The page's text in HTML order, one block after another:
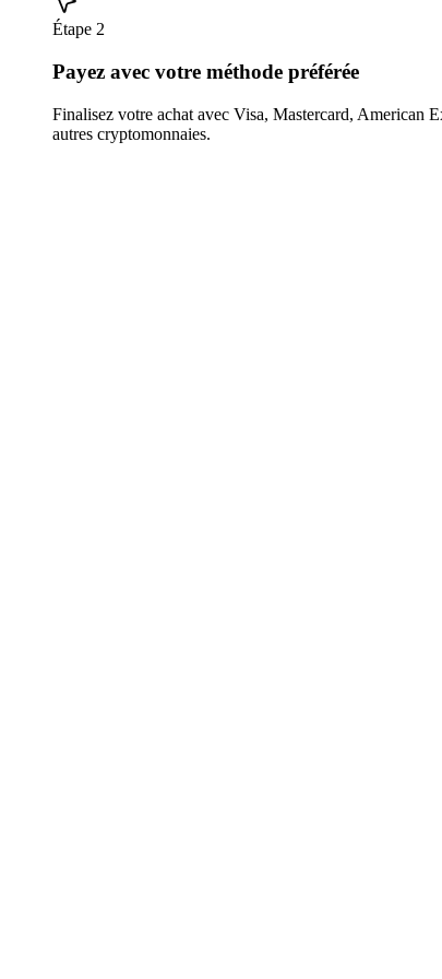
Étape 2
Payez avec votre méthode préférée
Finalisez votre achat avec Visa, Mastercard, American
autres cryptomonnaies.